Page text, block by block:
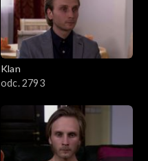
Klan
odc. 2793